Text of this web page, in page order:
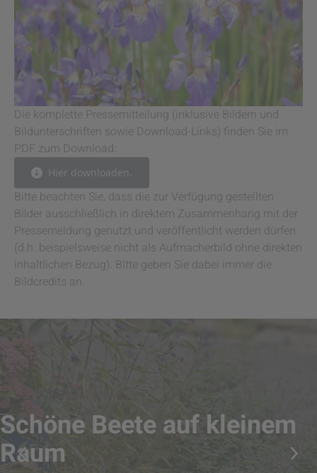
Die komplette Pressemitteilung (inklusive Bildern und
Bildunterschriften sowie Download-Links) finden Sie im
PDF zum Download:
Hier downloaden.
Bitte beachten Sie, dass die zur Verfügung gestellten
Bilder ausschließlich in direktem Zusammenhang mit der
Pressemeldung genutzt und veröffentlicht werden dürfen
(d.h. beispielsweise nicht als Aufmacherbild ohne direkten
inhaltlichen Bezug). Bitte geben Sie dabei immer die
Bildcredits an.
Schöne Beete auf kleinem
Raum